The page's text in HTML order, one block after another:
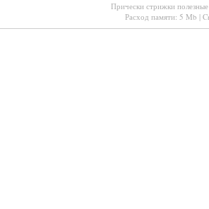
Прически стрижки
Расход памяти: 5 Mb |